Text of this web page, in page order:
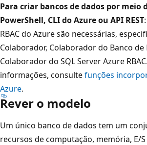
Para criar bancos de dados por meio
PowerShell, CLI do Azure ou API REST
RBAC do Azure são necessárias,
Colaborador, Colaborador do Banco de
Colaborador do SQL Server Azure
informações, consultefunções
Azure.
Rever o modelo
Um único banco de dados tem um
recursos de computação, memória, E/